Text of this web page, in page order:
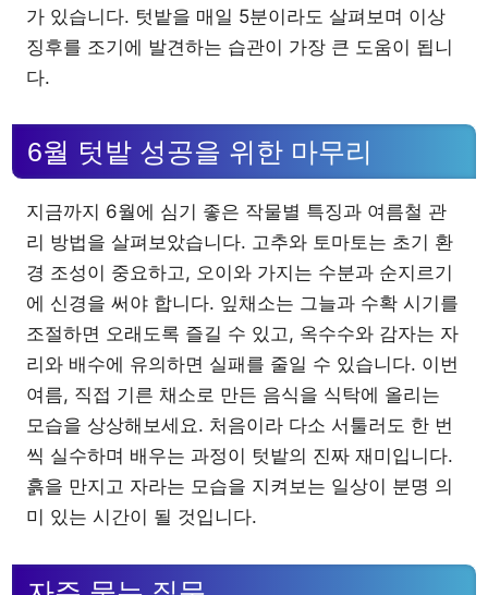
가 있습니다. 텃밭을 매일 5분이라도 살펴보며 이상
징후를 조기에 발견하는 습관이 가장 큰 도움이 됩니
다.
6월 텃밭 성공을 위한 마무리
지금까지 6월에 심기 좋은 작물별 특징과 여름철 관
리 방법을 살펴보았습니다. 고추와 토마토는 초기 환
경 조성이 중요하고, 오이와 가지는 수분과 순지르기
에 신경을 써야 합니다. 잎채소는 그늘과 수확 시기를
조절하면 오래도록 즐길 수 있고, 옥수수와 감자는 자
리와 배수에 유의하면 실패를 줄일 수 있습니다. 이번
여름, 직접 기른 채소로 만든 음식을 식탁에 올리는
모습을 상상해보세요. 처음이라 다소 서툴러도 한 번
씩 실수하며 배우는 과정이 텃밭의 진짜 재미입니다.
흙을 만지고 자라는 모습을 지켜보는 일상이 분명 의
미 있는 시간이 될 것입니다.